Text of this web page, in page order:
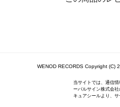
WENOD RECORDS Copyright (C)
当サイトでは、通信
ーバルサイン株式会
キュアシールより、